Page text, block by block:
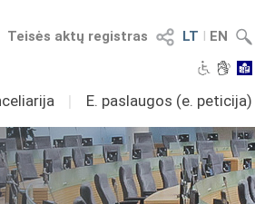
LT I EN
Teisės aktų registras
I E. paslaugos (e. peticija)